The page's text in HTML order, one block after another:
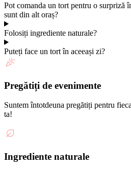
Pot comanda un tort pentru o surpriză
sunt din alt oraș?
Folosiți ingrediente naturale?
Puteți face un tort în aceeași zi?
Pregătiți de evenimente
Suntem întotdeuna pregătiți pentru
ta!
Ingrediente naturale